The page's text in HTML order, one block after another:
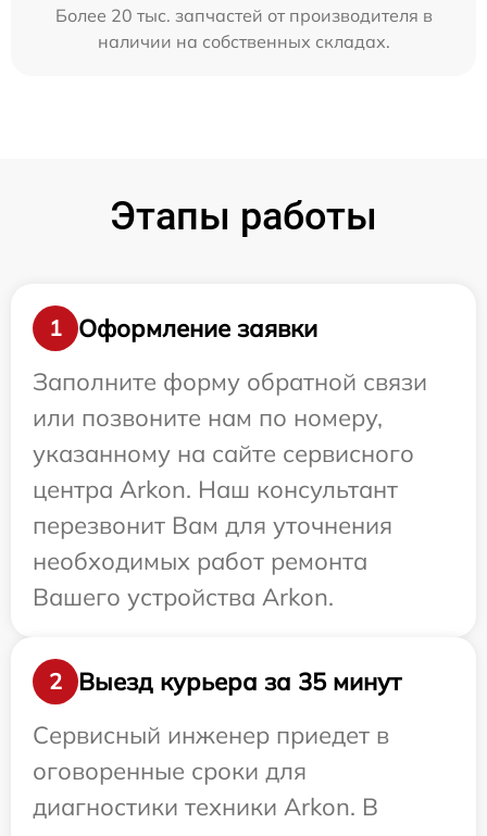
Более 20 тыс. запчастей от производителя в
наличии на собственных складах.
Этапы работы
1
Оформление заявки
Заполните форму обратной связи
или позвоните нам по номеру,
указанному на сайте сервисного
центра Arkon. Наш консультант
перезвонит Вам для уточнения
необходимых работ ремонта
Вашего устройства Arkon.
2
Выезд курьера за 35 минут
Сервисный инженер приедет в
оговоренные сроки для
диагностики техники Arkon. В